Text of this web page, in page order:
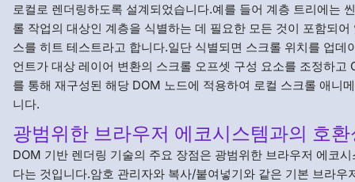
로컬로 렌더링하도록 설계되었습니다.예를 들어 계층 트리에는
롤 작업의 대상인 계층을 식별하는 데 필요한 모든 것이 포함되
스를 히트 테스트라고 합니다.일단 식별되면 스크롤 위치를 업데
언트가 대상 레이어 변환의 스크롤 오프셋 구성 요소를 조정하고
를 통해 재구성된 해당 DOM 노드에 적용하여 로컬 스크롤 애니
니다.
광범위한 브라우저 에코시스템과의 호환
DOM 기반 렌더링 기술의 주요 장점은 광범위한 브라우저 에코
다는 것입니다.암호 관리자와 복사/붙여넣기와 같은 기본 브라우